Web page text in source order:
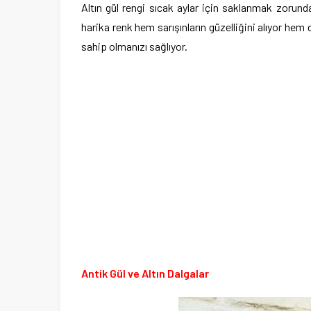
Altın gül rengi sıcak aylar için saklanmak
harika renk hem sarışınların güzelliğini alıyor
sahip olmanızı sağlıyor.
Antik Gül ve Altın Dalgalar